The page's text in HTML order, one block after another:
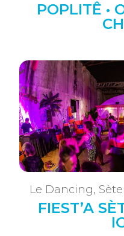
POPLITÊ •
Le Dancing,
FIEST’A